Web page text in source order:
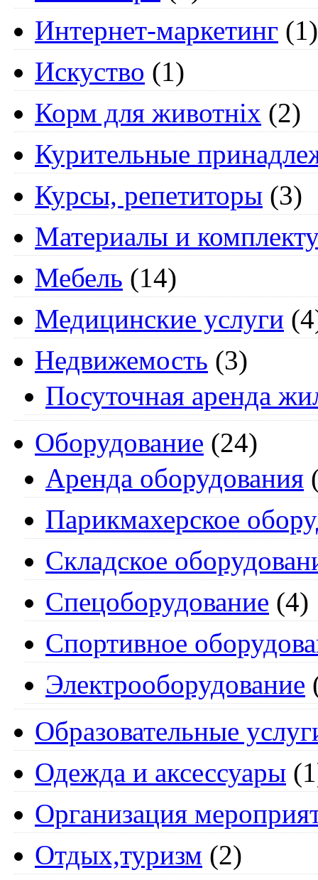
Интернет-маркетинг (1)
Искуство (1)
Корм для животніх (2)
Курительные
Курсы, репетиторы (3)
Материалы и
Мебель (14)
Медицинские услуги
Недвижемость (3)
Посуточная аренда
Оборудование (24)
Аренда оборудования
Парикмахерское
Складское
Спецоборудование (4)
Спортивное
Электрооборудование
Образовательные
Одежда и аксессуары
Организация
Отдых,туризм (2)